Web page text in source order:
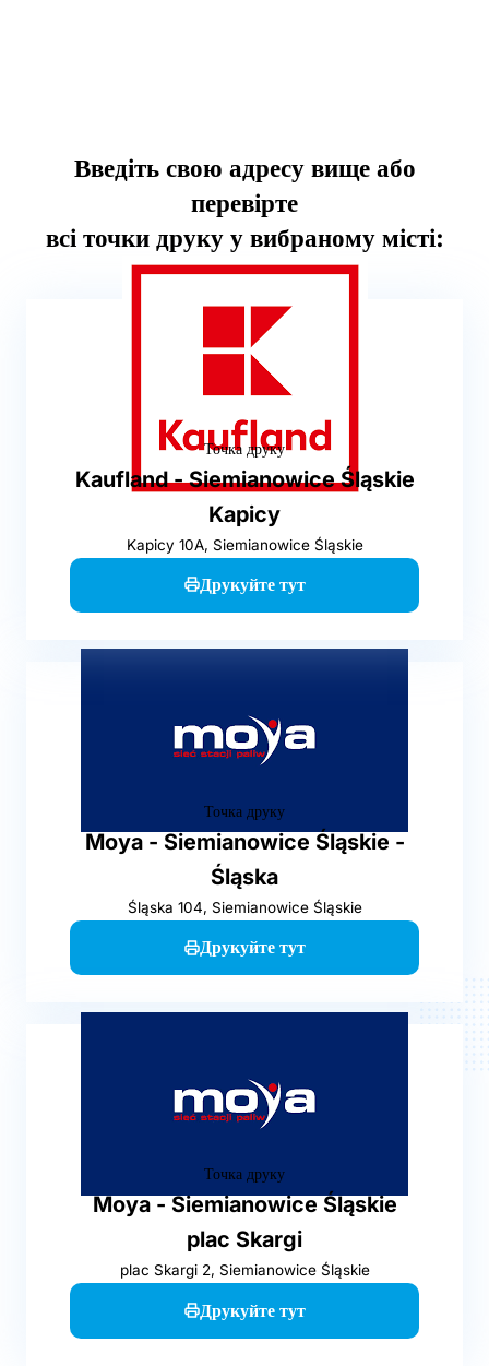
Введіть свою адресу вище або
перевірте
всі точки друку у вибраному місті:
Точка друку
Kaufland - Siemianowice Śląskie
Kapicy
Kapicy 10A, Siemianowice Śląskie
Друкуйте тут
Точка друку
Moya - Siemianowice Śląskie -
Śląska
Śląska 104, Siemianowice Śląskie
Друкуйте тут
Точка друку
Moya - Siemianowice Śląskie
plac Skargi
plac Skargi 2, Siemianowice Śląskie
Друкуйте тут